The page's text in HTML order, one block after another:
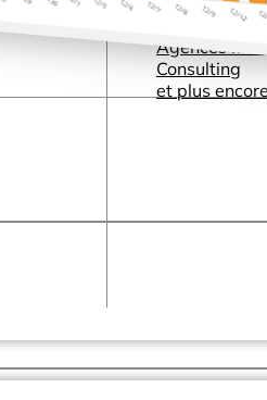
Editeurs
Agences
Consulting
et plus